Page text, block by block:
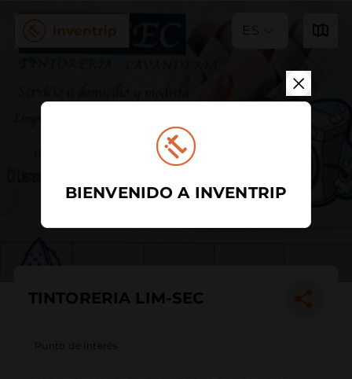
ES
TINTORERIA LIM-SEC
Punto de interés
BIENVENIDO A INVENTRIP